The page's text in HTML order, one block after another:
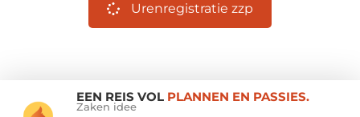
Urenregistratie zzp
EEN REIS VOL PLANNEN EN PASSIES.
Zaken idee